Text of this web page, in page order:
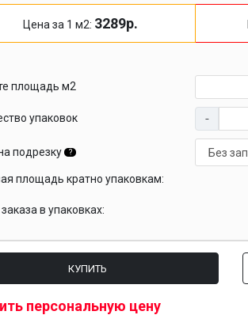
Цена за 1 м2: 3289р.
площадь м2
упаковок
подрезку ?
площадь кратно упаковкам:
в упаковках:
КУПИТЬ
персональную цену